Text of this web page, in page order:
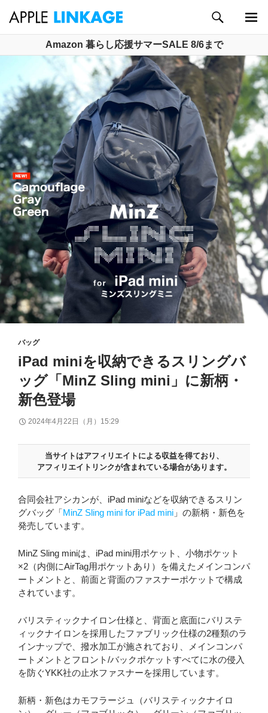
ン
ツ
へ
ス
キ
ッ
プ
索
ー
Amazon 暮らし応援サマーSALE 8/6まで
バッグ
iPad miniを収納できるスリングバ
ッグ「MinZ Sling mini」に新柄・
新色登場
2024年4月22日（月）15:29
当サイトはアフィリエイトによる収益を得ており、
アフィリエイトリンクが含まれている場合があります。
合同会社アシカンが、iPad miniなどを収納できるスリン
グバッグ「MinZ Sling mini for iPad mini 」の新柄・新色を
発売しています。
MinZ Sling miniは、iPad mini用ポケット、小物ポケット
×2（内側にAirTag用ポケットあり）を備えたメインコンパ
ートメントと、前面と背面のファスナーポケットで構成
されています。
バリスティックナイロン仕様と、背面と底面にバリステ
ィックナイロンを採用したファブリック仕様の2種類のラ
インナップで、撥水加工が施されており、メインコンパ
ートメントとフロント/バックポケットすべてに水の侵入
を防ぐYKK社の止水ファスナーを採用しています。
新柄・新色はカモフラージュ（バリスティックナイロ